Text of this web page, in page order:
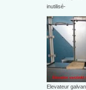
inutilisé-
Elevateur